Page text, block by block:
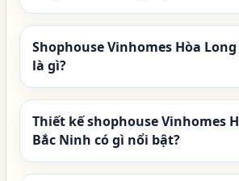
Shophouse Vinhomes Hòa
là gì?
Thiết kế shophouse Vinhomes
Bắc Ninh có gì nổi bật?